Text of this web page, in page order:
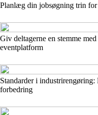
Planlæg din jobsøgning trin
Giv deltagerne en stemme
eventplatform
Standarder i
forbedring